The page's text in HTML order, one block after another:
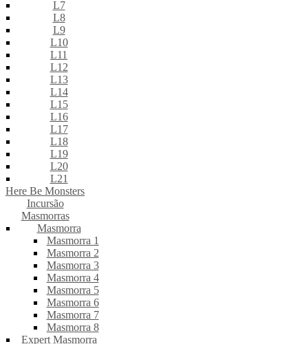
L7
L8
L9
L10
L11
L12
L13
L14
L15
L16
L17
L18
L19
L20
L21
Here Be Monsters
Incursão
Masmorras
Masmorra
Masmorra 1
Masmorra 2
Masmorra 3
Masmorra 4
Masmorra 5
Masmorra 6
Masmorra 7
Masmorra 8
Expert Masmorra